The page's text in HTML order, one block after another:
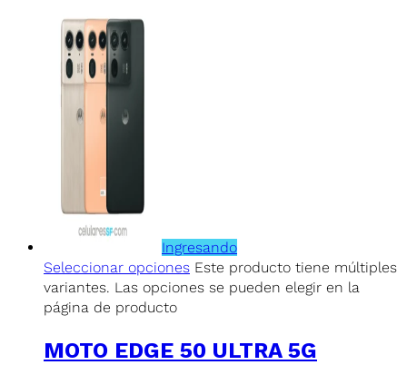
Ingresando
Seleccionar opciones Este producto tiene múltiples
variantes. Las opciones se pueden elegir en la
página de producto
MOTO EDGE 50 ULTRA 5G